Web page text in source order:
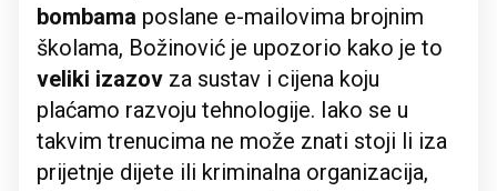
bombama poslane e-mailovima brojnim
školama, Božinović je upozorio kako je to
veliki izazov za sustav i cijena koju
plaćamo razvoju tehnologije. Iako se u
takvim trenucima ne može znati stoji li iza
prijetnje dijete ili kriminalna organizacija,